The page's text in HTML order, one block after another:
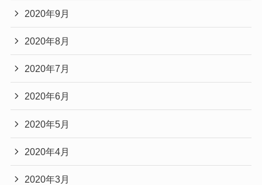
2020年9月
2020年8月
2020年7月
2020年6月
2020年5月
2020年4月
2020年3月